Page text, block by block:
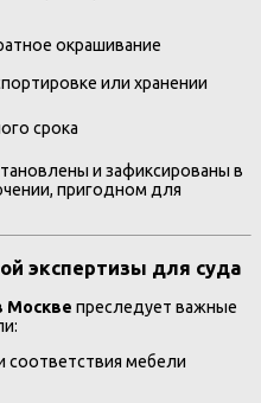
окрашивание
или хранении
срока
и зафиксированы в
пригодном для
экспертизы для суда
Москве преследует важные
соответствия мебели